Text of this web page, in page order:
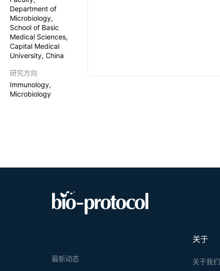
Department of
Microbiology,
School of Basic
Medical Sciences,
Capital Medical
University, China
研究方向
Immunology,
Microbiology
关于
关于我们
最新动态